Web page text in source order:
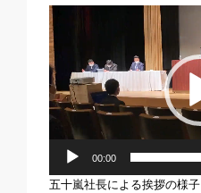
動
画
プ
レ
ー
ヤ
00:00
五十嵐社長による挨拶の様子